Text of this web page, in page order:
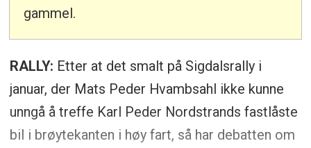
gammel.
RALLY: Etter at det smalt på Sigdalsrally i
januar, der Mats Peder Hvambsahl ikke kunne
unngå å treffe Karl Peder Nordstrands fastlåste
bil i brøytekanten i høy fart, så har debatten om